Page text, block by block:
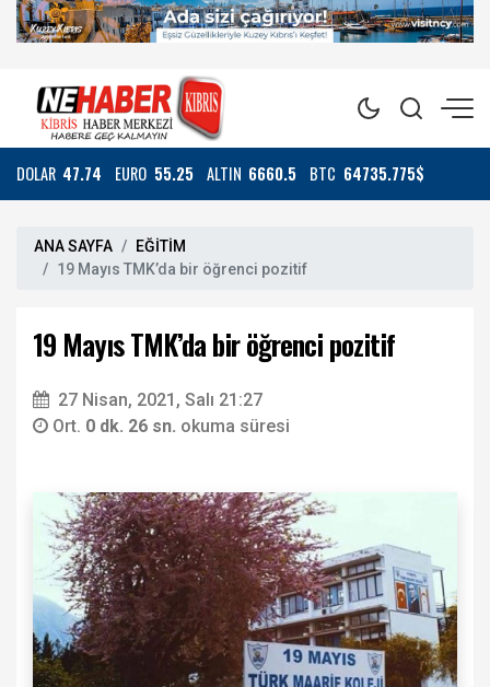
DOLAR 47.74 EURO 55.25 ALTIN 6660.5 BTC 64735.775$
ANA SAYFA
EĞİTİM
19 Mayıs TMK’da bir öğrenci pozitif
19 Mayıs TMK’da bir öğrenci pozitif
27 Nisan, 2021, Salı 21:27
Ort. 0 dk. 26 sn. okuma süresi